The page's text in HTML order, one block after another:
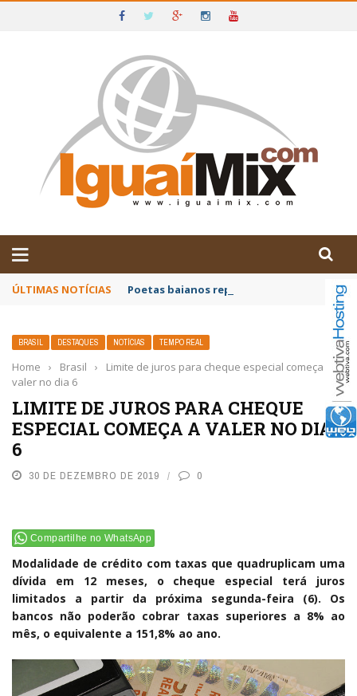
IGUAÍ E SUDOESTE DA BAHIA
ÚLTIMAS NOTÍCIAS Poetas baianos representam o Brasil no
BRASIL DESTAQUES NOTÍCIAS TEMPO REAL
Home › Brasil ›
Limite de juros para cheque especial começa a
valer no dia 6
LIMITE DE JUROS PARA CHEQUE
ESPECIAL COMEÇA A VALER NO DIA
6
30 DE DEZEMBRO DE 2019 0
Compartilhe no WhatsApp
Modalidade de crédito com taxas que quadruplicam uma
dívida em 12 meses, o cheque especial terá juros
limitados a partir da próxima segunda-feira (6). Os
bancos não poderão cobrar taxas superiores a 8% ao
mês, o equivalente a 151,8% ao ano.